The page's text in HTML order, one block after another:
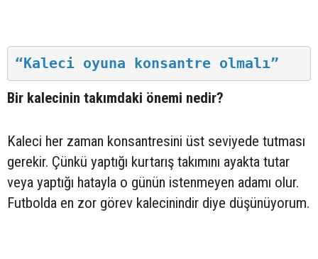
“Kaleci oyuna konsantre olmalı”
Bir kalecinin takımdaki önemi nedir?
Kaleci her zaman konsantresini üst seviyede tutması
gerekir. Çünkü yaptığı kurtarış takımını ayakta tutar
veya yaptığı hatayla o günün istenmeyen adamı olur.
Futbolda en zor görev kalecinindir diye düşünüyorum.